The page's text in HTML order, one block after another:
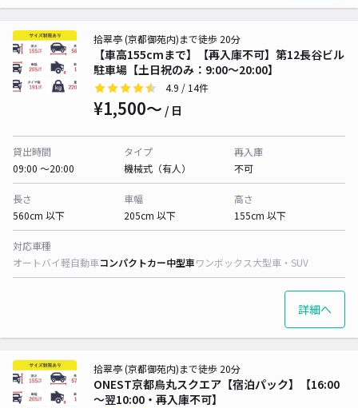
【車高155cmまで】【再入庫不可】第12長谷ビル
駐車場【土日祝のみ：9:00～20:00】
拾翠亭 (京都御苑内)まで徒歩 20分
4.9 / 14件
¥1,500〜 / 日
貸出時間
09:00 〜20:00
タイプ
機械式（有人）
再入庫
不可
長さ
560cm 以下
車幅
205cm 以下
高さ
155cm 以下
対応車種
オートバイ軽自動車コンパクトカー中型車ワンボックス大型車・SUV
詳細へ
ONEST京都烏丸スクエア【宿泊パック】【16:00
～翌10:00・再入庫不可】
拾翠亭 (京都御苑内)まで徒歩 20分